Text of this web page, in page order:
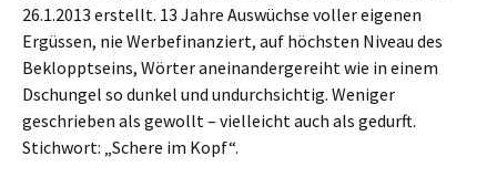
26.1.2013 erstellt. 13 Jahre Auswüchse voller eigenen
Ergüssen, nie Werbefinanziert, auf höchsten Niveau des
Beklopptseins, Wörter aneinandergereiht wie in einem
Dschungel so dunkel und undurchsichtig. Weniger
geschrieben als gewollt – vielleicht auch als gedurft.
Stichwort: „Schere im Kopf“.